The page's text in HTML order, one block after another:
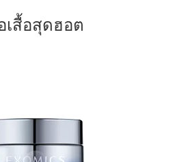
เสื้อสุดฮอต